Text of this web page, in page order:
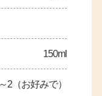
150ml
2（お好みで）